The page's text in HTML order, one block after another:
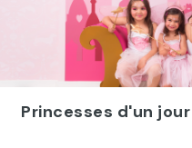
Princesses d'un jour